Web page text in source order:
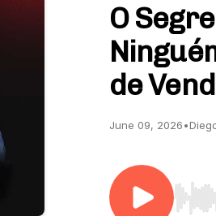
O
de
June 09, 2026•
Use